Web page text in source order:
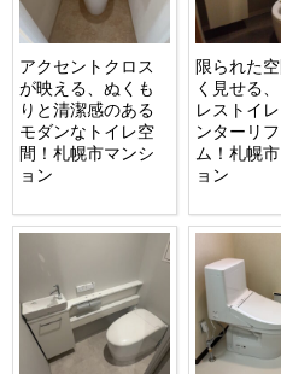
アクセントクロス
が映える、ぬくも
りと清潔感のある
モダンなトイレ空
間！札幌市マンシ
ョン
限られた
く見せる
レストイ
ンターリ
ム！札幌
ョン